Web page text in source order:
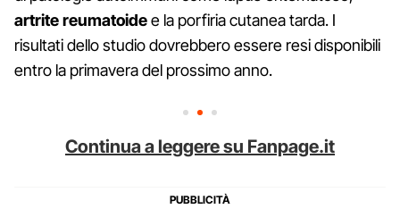
artrite reumatoidee la porfiria cutanea tarda. I
risultati dello studio dovrebbero essere resi disponibili
entro la primavera del prossimo anno.
Continua a leggere su Fanpage.it